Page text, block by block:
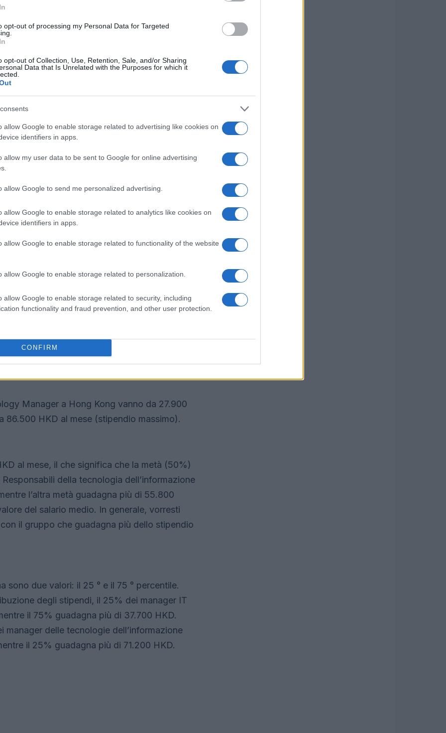
opt-out of processing my Personal Data for Targeted
opt-out of Collection, Use, Retention, Sale, and/or Sharing
Data that Is Unrelated with the Purposes for which it
allow Google to enable storage related to advertising like cookies on
identifiers in apps.
allow my user data to be sent to Google for online advertising
allow Google to send me personalized advertising.
allow Google to enable storage related to analytics like cookies on
identifiers in apps.
allow Google to enable storage related to functionality of the website
allow Google to enable storage related to personalization.
allow Google to enable storage related to security, including
functionality and fraud prevention, and other user protection.
CONFIRM
della tecnologia dell’informazione
include alloggio, trasporti e altri benefici. Gli
variano drasticamente in base
o alla posizione. Di seguito troverai una
diversi.
del responsabile della
a Hong Kong
e l’intervallo
Manager a Hong Kong vanno da 27.900
86.500 HKD al mese (stipendio massimo).
al mese, il che significa che la metà (50%)
della tecnologia dell’informazione
l’altra metà guadagna più di 55.800
del salario medio. In generale, vorresti
il gruppo che guadagna più dello stipendio
sono due valori: il 25 ° e il 75 ° percentile.
degli stipendi, il 25% dei manager IT
il 75% guadagna più di 37.700 HKD.
manager delle tecnologie dell’informazione
il 25% guadagna più di 71.200 HKD.